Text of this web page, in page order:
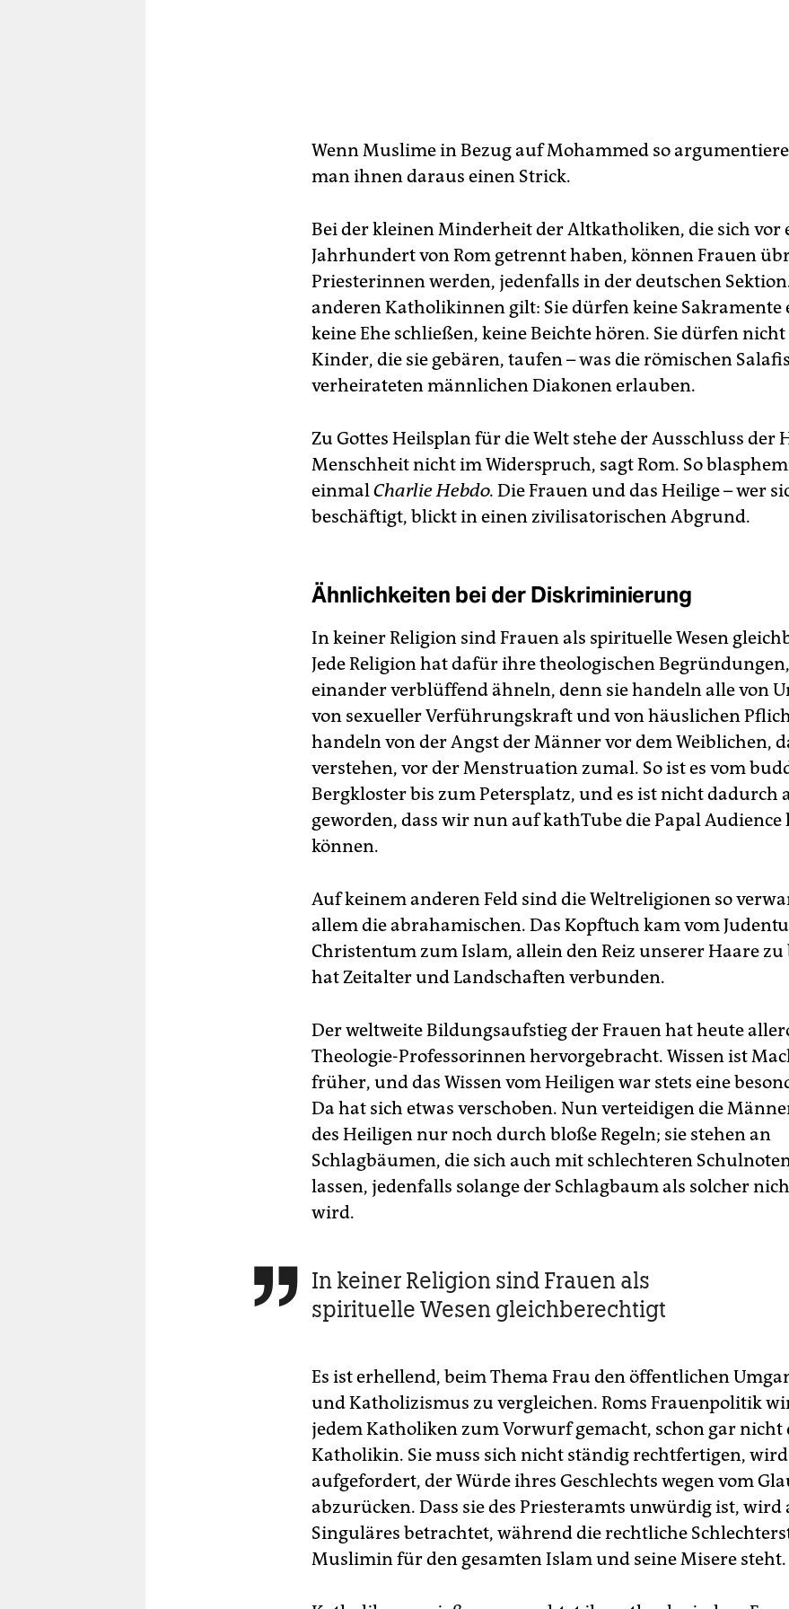
Wenn Muslime in Bezug auf Mohammed so
man ihnen daraus einen Strick.
Bei der kleinen Minderheit der Altkatholiken, die sich vor
Jahrhundert von Rom getrennt haben, können Frauen
Priesterinnen werden, jedenfalls in der deutschen
anderen Katholikinnen gilt: Sie dürfen keine Sakramente
keine Ehe schließen, keine Beichte hören. Sie dürfen
Kinder, die sie gebären, taufen – was die römischen
verheirateten männlichen Diakonen erlauben.
Zu Gottes Heilsplan für die Welt stehe der Ausschluss der
Menschheit nicht im Widerspruch, sagt Rom. So
einmal Charlie Hebdo. Die Frauen und das Heilige – wer
beschäftigt, blickt in einen zivilisatorischen Abgrund.
Ähnlichkeiten bei der Diskriminierung
In keiner Religion sind Frauen als spirituelle Wesen
Jede Religion hat dafür ihre theologischen
einander verblüffend ähneln, denn sie handeln alle von
von sexueller Verführungskraft und von häuslichen
handeln von der Angst der Männer vor dem Weiblichen,
verstehen, vor der Menstruation zumal. So ist es vom
Bergkloster bis zum Petersplatz, und es ist nicht dadurch
geworden, dass wir nun auf kathTube die Papal Audience
können.
Auf keinem anderen Feld sind die Weltreligionen so
allem die abrahamischen. Das Kopftuch kam vom
Christentum zum Islam, allein den Reiz unserer Haare zu
hat Zeitalter und Landschaften verbunden.
Der weltweite Bildungsaufstieg der Frauen hat heute
Theologie-Professorinnen hervorgebracht. Wissen ist
früher, und das Wissen vom Heiligen war stets eine
Da hat sich etwas verschoben. Nun verteidigen die
des Heiligen nur noch durch bloße Regeln; sie stehen an
Schlagbäumen, die sich auch mit schlechteren
lassen, jedenfalls solange der Schlagbaum als solcher
wird.
 In keiner Religion sind Frauen als
spirituelle Wesen gleichberechtigt
Es ist erhellend, beim Thema Frau den öffentlichen
und Katholizismus zu vergleichen. Roms Frauenpolitik
jedem Katholiken zum Vorwurf gemacht, schon gar nicht
Katholikin. Sie muss sich nicht ständig rechtfertigen,
aufgefordert, der Würde ihres Geschlechts wegen vom
abzurücken. Dass sie des Priesteramts unwürdig ist, wird
Singuläres betrachtet, während die rechtliche
Muslimin für den gesamten Islam und seine Misere steht.